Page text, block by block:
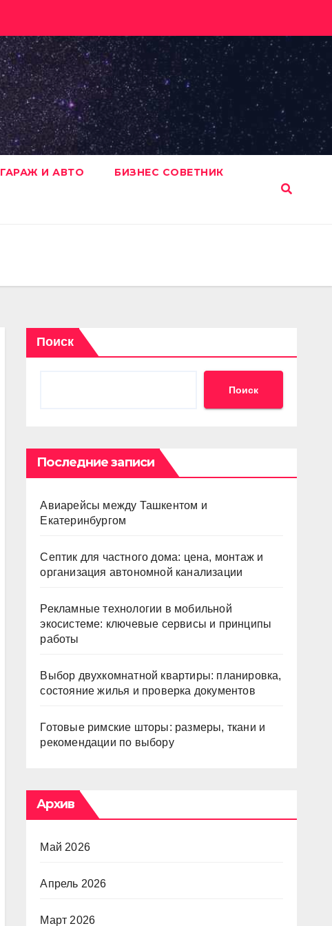
ГАРАЖ И АВТО БИЗНЕС СОВЕТНИК
Поиск
Поиск
Последние записи
Авиарейсы между Ташкентом и
Екатеринбургом
Септик для частного дома: цена, монтаж и
организация автономной канализации
Рекламные технологии в мобильной
экосистеме: ключевые сервисы и принципы
работы
Выбор двухкомнатной квартиры: планировка,
состояние жилья и проверка документов
Готовые римские шторы: размеры, ткани и
рекомендации по выбору
Архив
Май 2026
Апрель 2026
Март 2026